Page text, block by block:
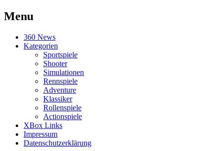
Menu
Skip
360 News
Kategorien
Sportspiele
Shooter
Simulationen
Rennspiele
Adventure
Klassiker
Rollenspiele
Actionspiele
XBox Links
Impressum
Datenschutzerklärung